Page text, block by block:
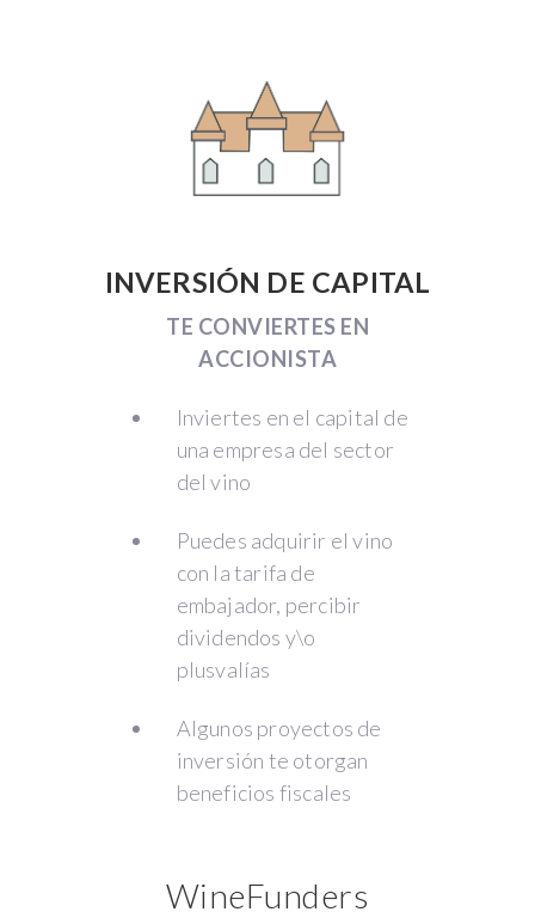
INVERSIÓN DE CAPITAL
TE CONVIERTES EN
ACCIONISTA
Inviertes en el capital de
una empresa del sector
del vino
Puedes adquirir el vino
con la tarifa de
embajador, percibir
dividendos y\o
plusvalías
Algunos proyectos de
inversión te otorgan
beneficios fiscales
WineFunders